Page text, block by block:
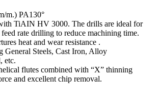
m.) PA130°
TiAIN HV 3000. The drills are ideal for
rate drilling to reduce machining time.
heat and wear resistance .
General Steels, Cast Iron, Alloy
etc.
flutes combined with “X” thinning
and excellent chip removal.